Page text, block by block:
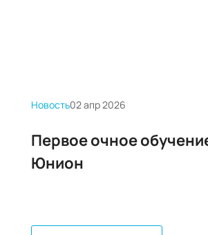
Новость02 апр 2026
Первое очное
Юнион